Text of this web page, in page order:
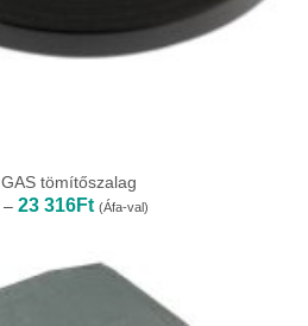
tömítőszalag
– 23 316FtÁrtartomány:
6
23
316Ft
(Áfa-val)